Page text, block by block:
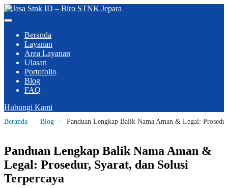
Beranda
Layanan
Area Layanan
Ulasan
Portofolio
Blog
FAQ
Hubungi Kami
Beranda › Blog › Panduan Lengkap Balik Nama Aman & Legal:
Panduan Lengkap Balik Nama Aman &
Legal: Prosedur, Syarat, dan Solusi
Terpercaya